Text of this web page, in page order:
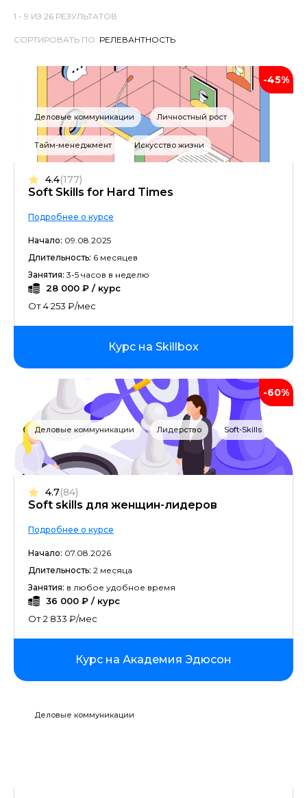
1 - 9 ИЗ 26 РЕЗУЛЬТАТОВ
СОРТИРОВАТЬ ПО:
-45%
Деловые коммуникации Личностный рост
Тайм-менеджмент Искусство жизни
Soft Skills for Hard Times
4.4(177)
Подробнее о курсе
Начало: 09.08.2025
Длительность: 6 месяцев
Занятия: 3-5 часов в неделю
28 000 ₽ / курс
От 4 253 ₽/мес
Курс на Skillbox
-60%
Деловые коммуникации Лидерство Soft-Skills
Soft skills для женщин-лидеров
4.7(84)
Подробнее о курсе
Начало: 07.08.2026
Длительность: 2 месяца
Занятия: в любое удобное время
36 000 ₽ / курс
От 2 833 ₽/мес
Курс на Академия Эдюсон
Деловые коммуникации